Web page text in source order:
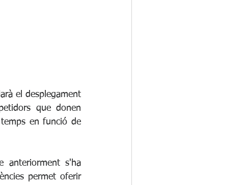
el desplegament
que donen
en funció de
anteriorment s'ha
permet oferir